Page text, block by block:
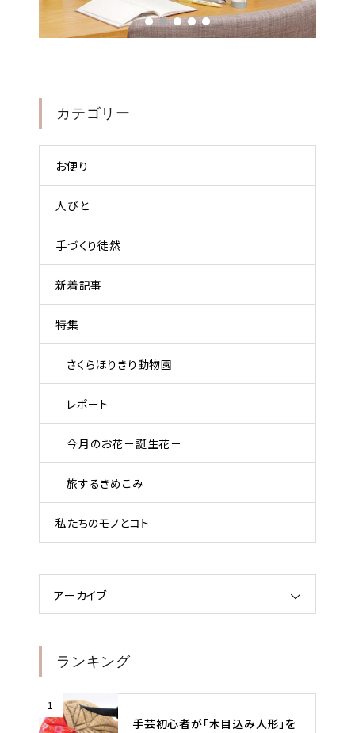
カテゴリー
お便り
人びと
手づくり徒然
新着記事
特集
さくらほりきり動物園
レポート
今月のお花－誕生花－
旅するきめこみ
私たちのモノとコト
アーカイブ
ランキング
1
手芸初心者が「木目込み人形」を